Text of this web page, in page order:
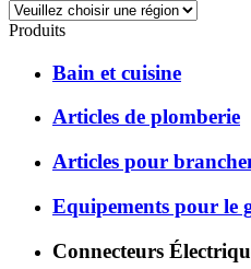
Produits
Bain et cuisine
Articles de plomberie
Articles pour
Equipements pour le
Connecteurs